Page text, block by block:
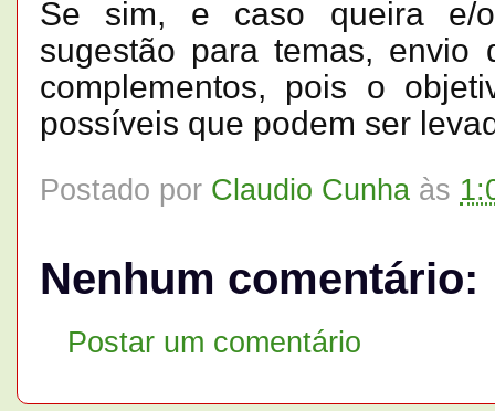
Se sim, e caso queira e/
sugestão para temas, envio
complementos, pois o
possíveis que podem ser
Postado por Claudio Cunha às
Nenhum comentário:
Postar um comentário